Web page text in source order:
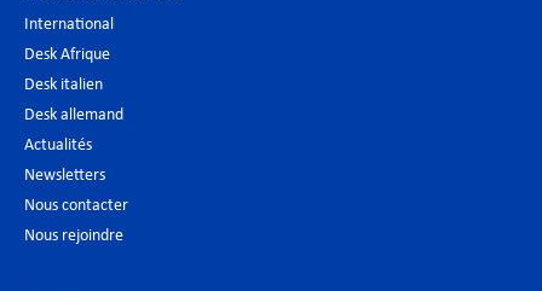
International
Desk Afrique
Desk italien
Desk allemand
Actualités
Newsletters
Nous contacter
Nous rejoindre